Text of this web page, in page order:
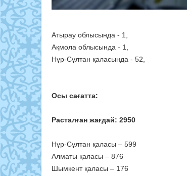
Атырау облысында - 1,
Ақмола облысында - 1,
Нұр-Сұлтан қаласында - 52,
Осы сағатта:
Расталған жағдай: 2950
Нұр-Сұлтан қаласы – 599
Алматы қаласы – 876
Шымкент қаласы – 176